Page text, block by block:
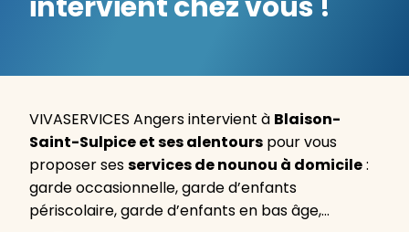
VIVASERVICES Angers intervient à Blaison-
Saint-Sulpice et ses alentours pour vous
proposer sesservices de nounou à domicile:
garde occasionnelle, garde d’enfants
périscolaire, garde d’enfants en bas âge,…